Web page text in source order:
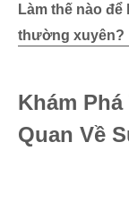
Làm thế nào
thường xuyên?
Khám
Quan Về